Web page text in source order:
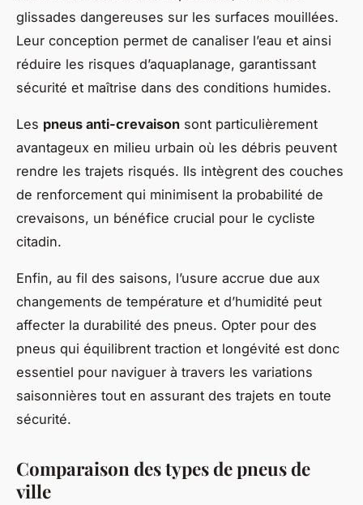
glissades dangereuses sur les surfaces mouillées.
Leur conception permet de canaliser l’eau et ainsi
réduire les risques d’aquaplanage, garantissant
sécurité et maîtrise dans des conditions humides.
Les pneus anti-crevaison sont particulièrement
avantageux en milieu urbain où les débris peuvent
rendre les trajets risqués. Ils intègrent des couches
de renforcement qui minimisent la probabilité de
crevaisons, un bénéfice crucial pour le cycliste
citadin.
Enfin, au fil des saisons, l’usure accrue due aux
changements de température et d’humidité peut
affecter la durabilité des pneus. Opter pour des
pneus qui équilibrent traction et longévité est donc
essentiel pour naviguer à travers les variations
saisonnières tout en assurant des trajets en toute
sécurité.
Comparaison des types de pneus de
ville